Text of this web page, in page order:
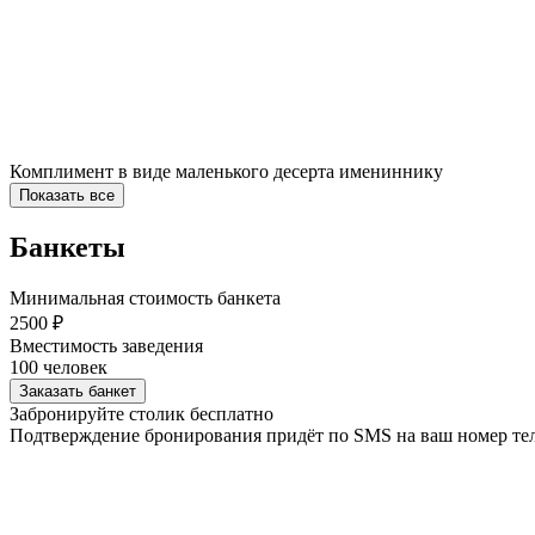
Комплимент в виде маленького десерта имениннику
Показать все
Банкеты
Минимальная стоимость банкета
2500 ₽
Вместимость заведения
100 человек
Заказать банкет
Забронируйте столик бесплатно
Подтверждение бронирования придёт по SMS на ваш номер